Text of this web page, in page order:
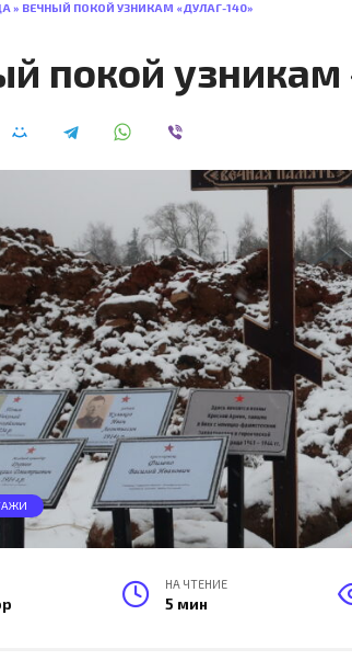
» ВЕЧНЫЙ ПОКОЙ УЗНИКАМ «ДУЛАГ-140»
покой узникам
НА ЧТЕНИЕ
5 мин